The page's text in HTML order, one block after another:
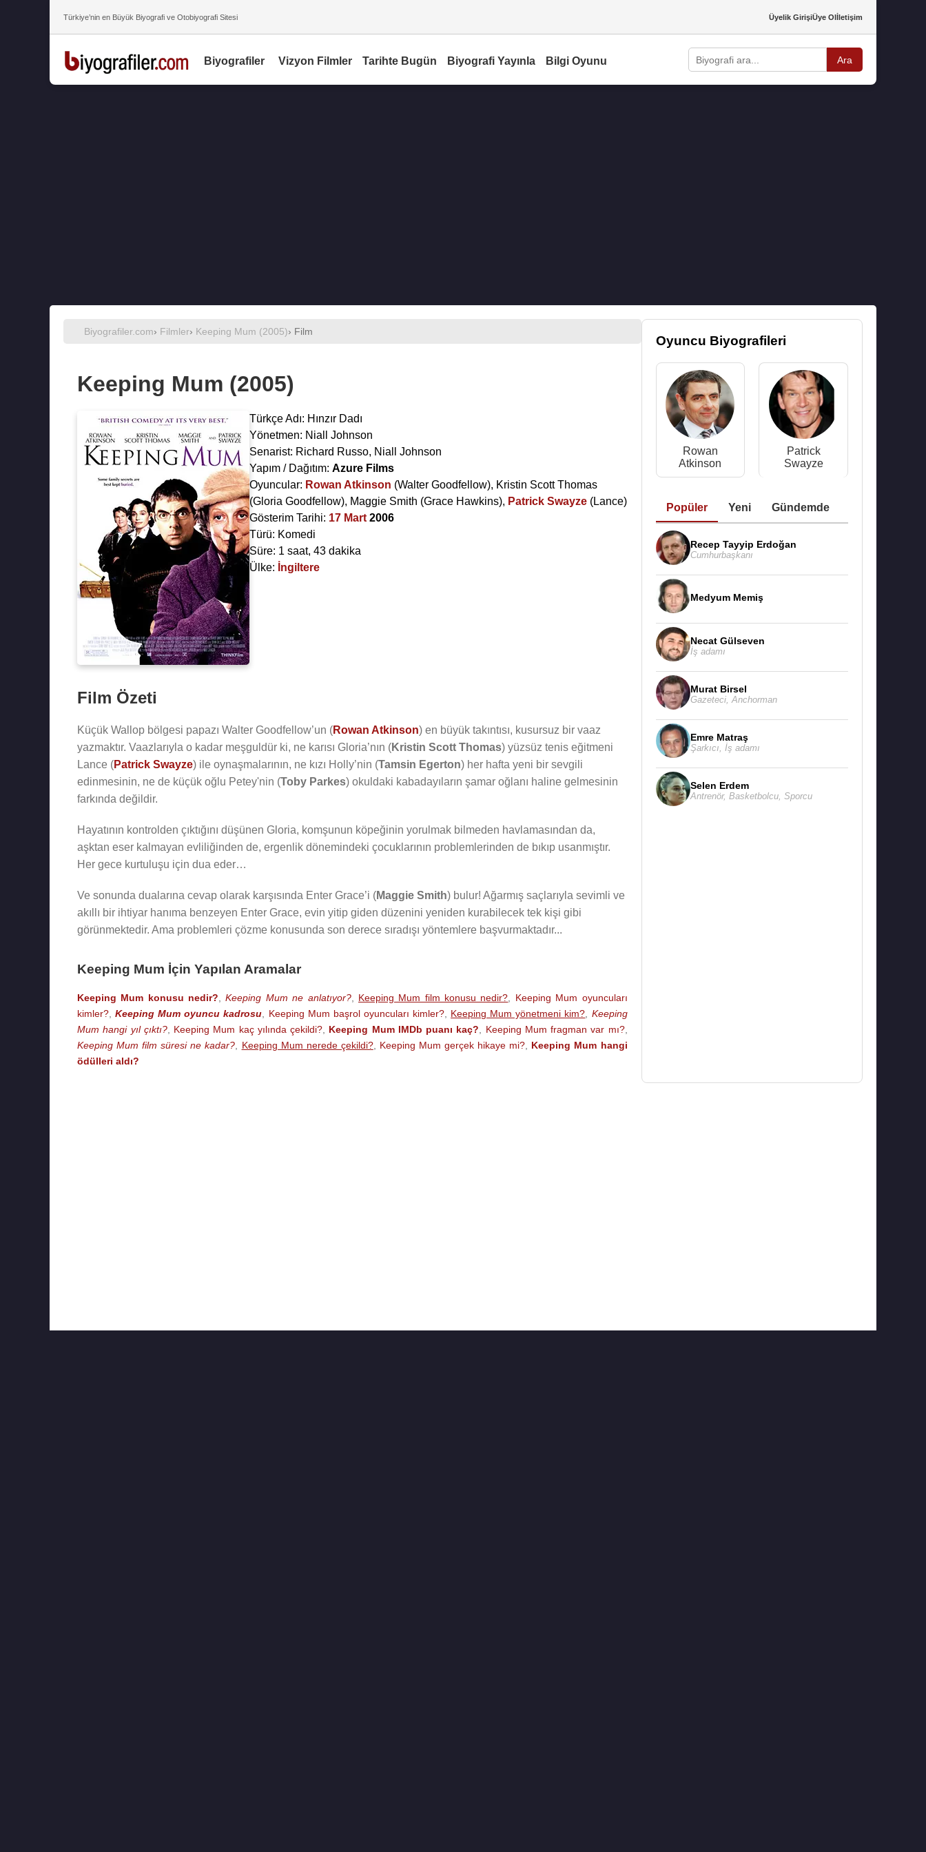
Türkiye’nin en Büyük Biyografi ve Otobiyografi Sitesi Üyelik GirişiÜye Olİletişim
Biyografiler Vizyon Filmler Tarihte Bugün Biyografi Yayınla Bilgi Oyunu Ara
Biyografiler.com› Filmler› Keeping Mum (2005)› Film
Keeping Mum (2005)
Türkçe Adı: Hınzır Dadı
Yönetmen: Niall Johnson
Senarist: Richard Russo, Niall Johnson
Yapım / Dağıtım: Azure Films
Oyuncular: Rowan Atkinson (Walter Goodfellow), Kristin Scott Thomas
(Gloria Goodfellow), Maggie Smith (Grace Hawkins), Patrick Swayze (Lance)
Gösterim Tarihi: 17 Mart 2006
Türü: Komedi
Süre: 1 saat, 43 dakika
Ülke: İngiltere
Film Özeti
Küçük Wallop bölgesi papazı Walter Goodfellow’un (Rowan Atkinson) en büyük takıntısı, kusursuz bir vaaz
yazmaktır. Vaazlarıyla o kadar meşguldür ki, ne karısı Gloria’nın (Kristin Scott Thomas) yüzsüz tenis eğitmeni
Lance (Patrick Swayze) ile oynaşmalarının, ne kızı Holly’nin (Tamsin Egerton) her hafta yeni bir sevgili
edinmesinin, ne de küçük oğlu Petey'nin (Toby Parkes) okuldaki kabadayıların şamar oğlanı haline gelmesinin
farkında değildir.
Hayatının kontrolden çıktığını düşünen Gloria, komşunun köpeğinin yorulmak bilmeden havlamasından da,
aşktan eser kalmayan evliliğinden de, ergenlik dönemindeki çocuklarının problemlerinden de bıkıp usanmıştır.
Her gece kurtuluşu için dua eder…
Ve sonunda dualarına cevap olarak karşısında Enter Grace’i (Maggie Smith) bulur! Ağarmış saçlarıyla sevimli ve
akıllı bir ihtiyar hanıma benzeyen Enter Grace, evin yitip giden düzenini yeniden kurabilecek tek kişi gibi
görünmektedir. Ama problemleri çözme konusunda son derece sıradışı yöntemlere başvurmaktadır...
Keeping Mum İçin Yapılan Aramalar
Keeping Mum konusu nedir? ,Keeping Mum ne anlatıyor?, Keeping Mum film konusu nedir?
Keeping Mum oyuncuları
kimler? ,Keeping Mum oyuncu kadrosu Keeping Mum başrol oyuncuları kimler?, Keeping Mum yönetmeni kim?
Keeping
Mum hangi yıl çıktı?, Keeping Mum kaç yılında çekildi? Keeping Mum IMDb puanı kaç? Keeping Mum fragman var mı?,
Keeping Mum film süresi ne kadar?
Keeping Mum nerede çekildi?, Keeping Mum gerçek hikaye mi?
Keeping Mum hangi
ödülleri aldı?
Oyuncu Biyografileri
Rowan
Atkinson
Patrick
Swayze
Popüler Yeni Gündemde
Recep Tayyip Erdoğan
Cumhurbaşkanı
Medyum Memiş
Necat Gülseven
İş adamı
Murat Birsel
Gazeteci, Anchorman
Emre Matraş
Şarkıcı İş adamı
Selen Erdem
Antrenör, Basketbolcu, Sporcu